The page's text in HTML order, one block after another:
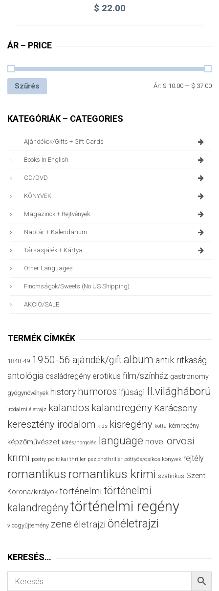
$ 22.00
ÁR – PRICE
Szűrés Ár: $ 10.00 — $ 37.00
KATEGÓRIÁK – CATEGORIES
Ajándékok/gifts + Gift Cards
Books In English
CD/DVD
KÖNYVEK
Magazinok + Rejtvények
Naptár + Kalendárium
Társasjáték + Kártya
Other Languages
Finomságok/sweets (no US Shipping)
AKCIÓ/SALE
TERMÉK CÍMKÉK
1848-49 1950-56 ajándék/giftalbum antik ritkaság
antológia családregény erotikus film/színház gastronomy
gyógynövények history humoros ifjúsági II.világháború
irodalmi életrajz kalandos kalandregény Karácsony
keresztény irodalom kids kisregény kotta kémregény
képzőművészet kötés/horgolás language novel orvosi
krimi poetry politikai thriller pszichothriller pöttyös/csíkos könyvek rejtély
romantikus romantikus krimi szatirikus Szent
Korona/királyok történelmi történelmi
kalandregénytörténelmi regény
viccgyűjtemény zene életrajzi önéletrajzi
KERESÉS…